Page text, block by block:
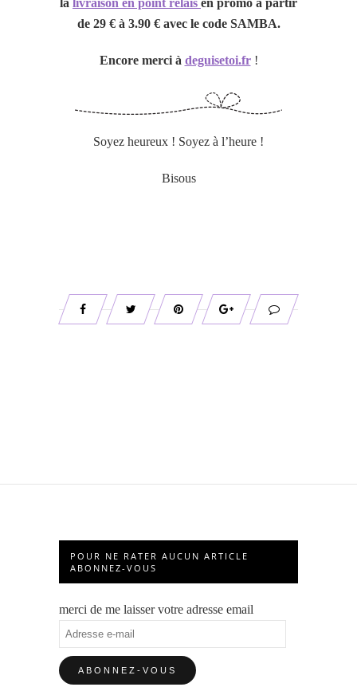
la livraison en point relais en promo à partir
de 29 € à 3.90 € avec le code SAMBA.
Encore merci à deguisetoi.fr!
Soyez heureux ! Soyez à l’heure !
Bisous
POUR NE RATER AUCUN ARTICLE
ABONNEZ-VOUS
merci de me laisser votre adresse email
Adresse
e-
mail